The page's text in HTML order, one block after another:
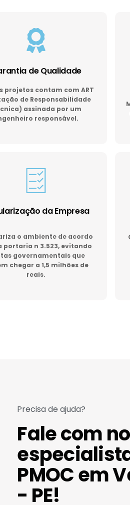
de Qualidade
projetos contam com ART
de Responsabilidade
assinada por um
responsável.
da Empresa
o ambiente de acordo
portaria n 3.523, evitando
governamentais que
chegar a 1,5 milhões de
reais.
Precisa de ajuda?
Fale com
PMOC em
- PE!